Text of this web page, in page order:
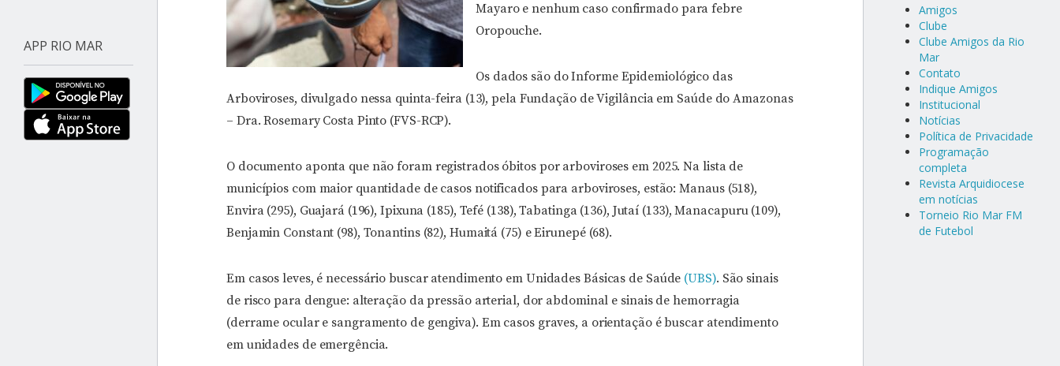
APP RIO MAR
Mayaro e nenhum caso confirmado para febre
Oropouche.
Os dados são do Informe Epidemiológico das
Arboviroses, divulgado nessa quinta-feira (13), pela Fundação de Vigilância em Saúde do Amazonas
– Dra. Rosemary Costa Pinto (FVS-RCP).
O documento aponta que não foram registrados óbitos por arboviroses em 2025. Na lista de
municípios com maior quantidade de casos notificados para arboviroses, estão: Manaus (518),
Envira (295), Guajará (196), Ipixuna (185), Tefé (138), Tabatinga (136), Jutaí (133), Manacapuru (109),
Benjamin Constant (98), Tonantins (82), Humaitá (75) e Eirunepé (68).
Em casos leves, é necessário buscar atendimento em Unidades Básicas de Saúde (UBS). São sinais
de risco para dengue: alteração da pressão arterial, dor abdominal e sinais de hemorragia
(derrame ocular e sangramento de gengiva). Em casos graves, a orientação é buscar atendimento
em unidades de emergência.
Amigos
Clube
Clube Amigos da Rio
Mar
Contato
Indique Amigos
Institucional
Notícias
Política de Privacidade
Programação
completa
Revista Arquidiocese
em notícias
Torneio Rio Mar FM
de Futebol